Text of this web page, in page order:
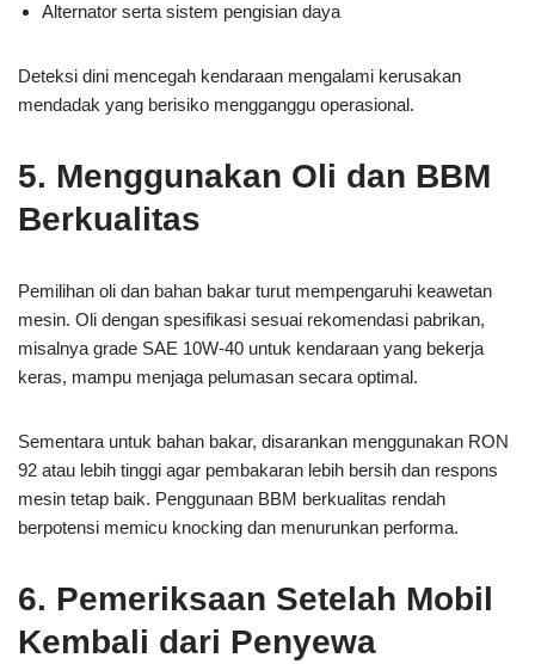
Alternator serta sistem pengisian daya
Deteksi dini mencegah kendaraan mengalami kerusakan
mendadak yang berisiko mengganggu operasional.
5. Menggunakan Oli dan BBM
Berkualitas
Pemilihan oli dan bahan bakar turut mempengaruhi keawetan
mesin. Oli dengan spesifikasi sesuai rekomendasi pabrikan,
misalnya grade SAE 10W-40 untuk kendaraan yang bekerja
keras, mampu menjaga pelumasan secara optimal.
Sementara untuk bahan bakar, disarankan menggunakan RON
92 atau lebih tinggi agar pembakaran lebih bersih dan respons
mesin tetap baik. Penggunaan BBM berkualitas rendah
berpotensi memicu knocking dan menurunkan performa.
6. Pemeriksaan Setelah Mobil
Kembali dari Penyewa